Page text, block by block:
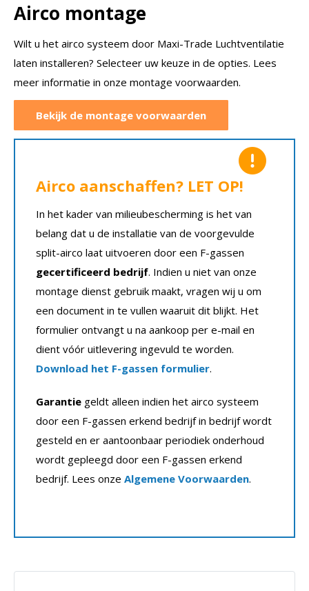
Airco montage
Wilt u het airco systeem door Maxi-Trade Luchtventilatie
laten installeren? Selecteer uw keuze in de opties. Lees
meer informatie in onze montage voorwaarden.
Bekijk de montage voorwaarden
Airco aanschaffen? LET OP!
In het kader van milieubescherming is het van
belang dat u de installatie van de voorgevulde
split-airco laat uitvoeren door een F-gassen
gecertificeerd bedrijf. Indien u niet van onze
montage dienst gebruik maakt, vragen wij u om
een document in te vullen waaruit dit blijkt. Het
formulier ontvangt u na aankoop per e-mail en
dient vóór uitlevering ingevuld te worden.
Download het F-gassen formulier.
Garantie geldt alleen indien het airco systeem
door een F-gassen erkend bedrijf in bedrijf wordt
gesteld en er aantoonbaar periodiek onderhoud
wordt gepleegd door een F-gassen erkend
bedrijf. Lees onze Algemene Voorwaarden.